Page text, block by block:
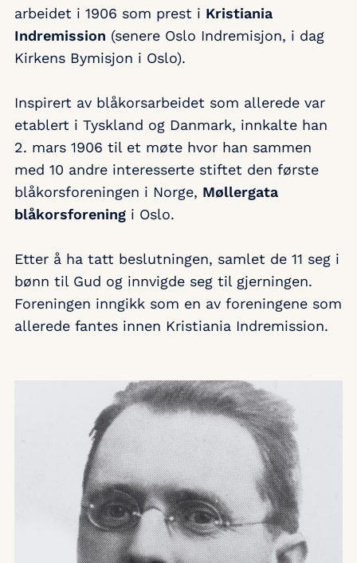
arbeidet i 1906 som prest i Kristiania
Indremission (senere Oslo Indremisjon, i dag
Kirkens Bymisjon i Oslo).
Inspirert av blåkorsarbeidet som allerede var
etablert i Tyskland og Danmark, innkalte han
2. mars 1906 til et møte hvor han sammen
med 10 andre interesserte stiftet den første
blåkorsforeningen i Norge, Møllergata
blåkorsforening i Oslo.
Etter å ha tatt beslutningen, samlet de 11 seg i
bønn til Gud og innvigde seg til gjerningen.
Foreningen inngikk som en av foreningene som
allerede fantes innen Kristiania Indremission.